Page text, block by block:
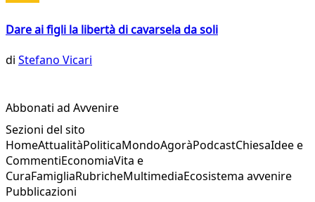
Dare ai figli la libertà di cavarsela da soli
di Stefano Vicari
Abbonati ad Avvenire
Sezioni del sito
HomeAttualitàPoliticaMondoAgoràPodcastChiesaIdee e
CommentiEconomiaVita e
CuraFamigliaRubricheMultimediaEcosistema avvenire
Pubblicazioni